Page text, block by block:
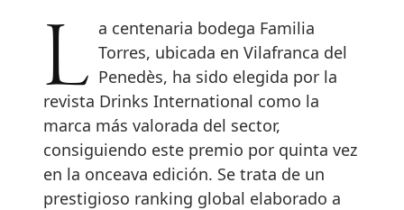
La centenaria bodega Familia Torres, ubicada en Vilafranca del
Penedès, ha sido elegida por la
revista Drinks International como la
marca más valorada del sector,
consiguiendo este premio por quinta vez
en la onceava edición. Se trata de un
prestigioso ranking global elaborado a